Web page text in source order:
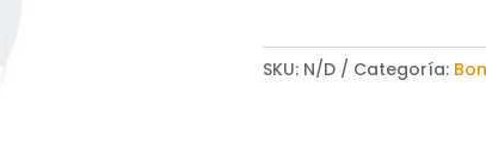
SKU: N/D Categoría: